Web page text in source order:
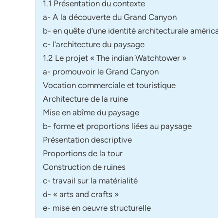
1.1 Présentation du contexte
a- A la découverte du Grand Canyon
b- en quête d’une identité architecturale
c- l’architecture du paysage
1.2 Le projet « The indian Watchtower »
a- promouvoir le Grand Canyon
Vocation commerciale et touristique
Architecture de la ruine
Mise en abîme du paysage
b- forme et proportions liées au paysage
Présentation descriptive
Proportions de la tour
Construction de ruines
c- travail sur la matérialité
d- « arts and crafts »
e- mise en oeuvre structurelle